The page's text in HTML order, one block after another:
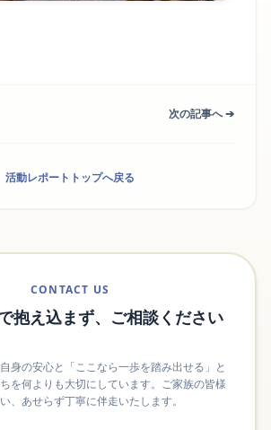
次の記事へ ➔
活動レポートトップへ戻る
CONTACT US
抱え込まず、ご相談ください
身の安心と「ここなら一歩を踏み出せる」と
を何よりも大切にしています。ご家族の皆様
、あせらず丁寧に伴走いたします。